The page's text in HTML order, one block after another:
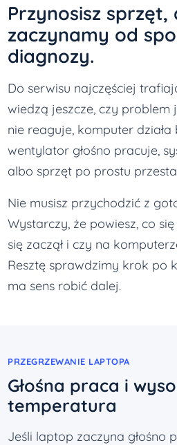
Przynosisz sprzęt,
zaczynamy od
diagnozy.
Do serwisu najczęściej
wiedzą jeszcze, czy problem
nie reaguje, komputer działa
wentylator głośno pracuje,
albo sprzęt po prostu
Nie musisz przychodzić z
Wystarczy, że powiesz, co
się zaczął i czy na
Resztę sprawdzimy krok po
ma sens robić dalej.
PRZEGRZEWANIE LAPTOPA
Głośna praca i
temperatura
Jeśli laptop zaczyna głośno